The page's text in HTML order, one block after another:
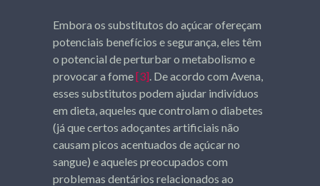
Embora os substitutos do açúcar ofereçam
potenciais benefícios e segurança, eles têm
o potencial de perturbar o metabolismo e
provocar a fome[3]. De acordo com Avena,
esses substitutos podem ajudar indivíduos
em dieta, aqueles que controlam o diabetes
(já que certos adoçantes artificiais não
causam picos acentuados de açúcar no
sangue) e aqueles preocupados com
problemas dentários relacionados ao